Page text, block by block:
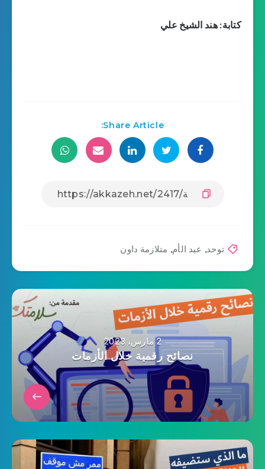
كتابة: هند الشيخ علي
Share Article:
توحد, عيد الأم, متلازمة داون
2 مارس، 2023
نصائح رقمية خلال الأزمات